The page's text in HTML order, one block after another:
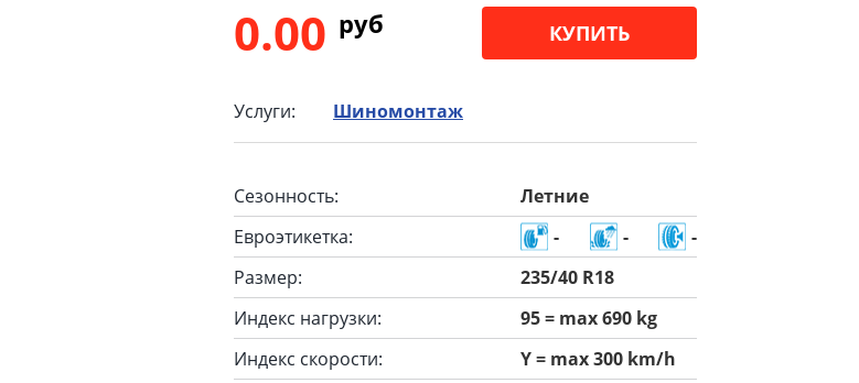
0.00 pуб КУПИТЬ
Услуги: Шиномонтаж
Сезонность:
Летние
Евроэтикетка:
- -
-
Размер:
235/40 R18
Индекс нагрузки:
95 = max 690 kg
Индекс скорости:
Y = max 300 km/h